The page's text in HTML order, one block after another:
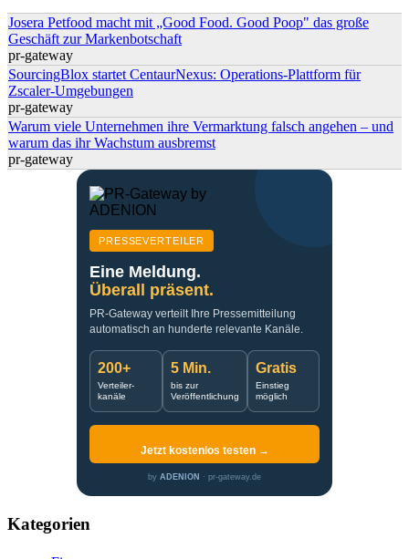
Josera Petfood macht mit „Good Food. Good Poop" das große
Geschäft zur Markenbotschaft
pr-gateway
SourcingBlox startet CentaurNexus: Operations-Plattform für
Zscaler-Umgebungen
pr-gateway
Warum viele Unternehmen ihre Vermarktung falsch angehen – und
warum das ihr Wachstum ausbremst
pr-gateway
PRESSEVERTEILER
Eine Meldung.
Überall präsent.
PR-Gateway verteilt Ihre Pressemitteilung
automatisch an hunderte relevante Kanäle.
200+
Verteiler-
kanäle
5 Min.
bis zur
Veröffentlichung
Gratis
Einstieg
möglich
Jetzt kostenlos testen →
by ADENION · pr-gateway.de
Kategorien